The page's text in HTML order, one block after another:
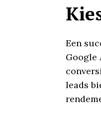
Een
Google
leads